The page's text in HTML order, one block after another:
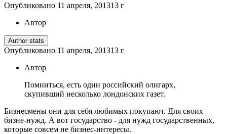
Опубликовано 11 апреля, 201313 г
Автор
Author stats
Опубликовано 11 апреля, 201313 г
Автор
Помниться, есть один российский олигарх,
скупивший несколько лондонских газет.
Бизнесмены они для себя любимых покупают. Для своих
бизне-нужд. А вот государство - для нужд государственных,
которые совсем не бизнес-интересы.